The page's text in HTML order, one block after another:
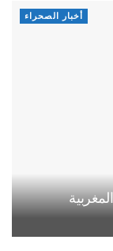
أخبار الصحراء